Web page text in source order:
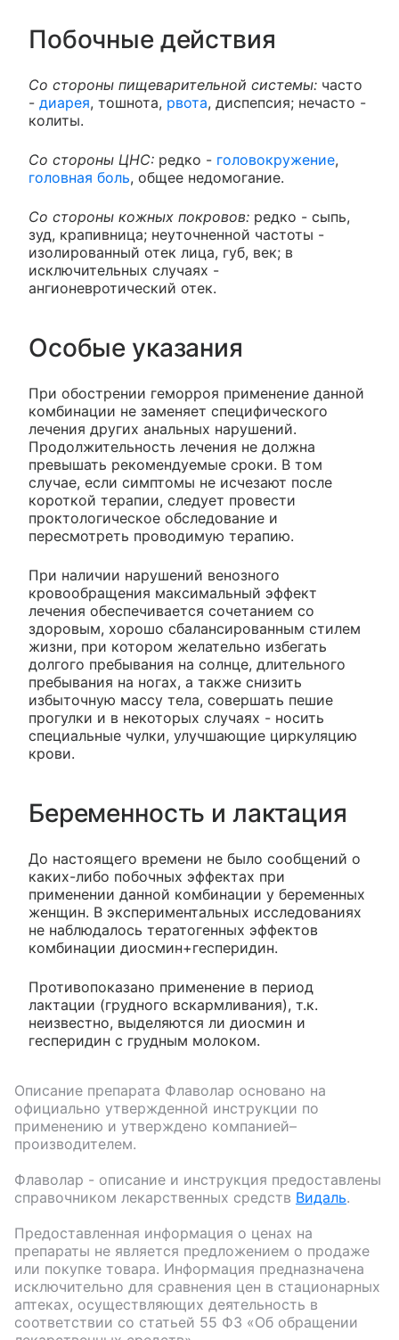
Побочные действия
Со стороны пищеварительной системы: часто
- диарея, тошнота, рвота, диспепсия; нечасто -
колиты.
Со стороны ЦНС: редко - головокружение,
головная боль, общее недомогание.
Со стороны кожных покровов: редко - сыпь,
зуд, крапивница; неуточненной частоты -
изолированный отек лица, губ, век; в
исключительных случаях -
ангионевротический отек.
Особые указания
При обострении геморроя применение данной
комбинации не заменяет специфического
лечения других анальных нарушений.
Продолжительность лечения не должна
превышать рекомендуемые сроки. В том
случае, если симптомы не исчезают после
короткой терапии, следует провести
проктологическое обследование и
пересмотреть проводимую терапию.
При наличии нарушений венозного
кровообращения максимальный эффект
лечения обеспечивается сочетанием со
здоровым, хорошо сбалансированным стилем
жизни, при котором желательно избегать
долгого пребывания на солнце, длительного
пребывания на ногах, а также снизить
избыточную массу тела, совершать пешие
прогулки и в некоторых случаях - носить
специальные чулки, улучшающие циркуляцию
крови.
Беременность и лактация
До настоящего времени не было сообщений о
каких-либо побочных эффектах при
применении данной комбинации у беременных
женщин. В экспериментальных исследованиях
не наблюдалось тератогенных эффектов
комбинации диосмин+гесперидин.
Противопоказано применение в период
лактации (грудного вскармливания), т.к.
неизвестно, выделяются ли диосмин и
гесперидин с грудным молоком.
Описание препарата Флаволар основано на
официально утвержденной инструкции по
применению и утверждено компанией–
производителем.
Флаволар - описание и инструкция предоставлены
справочником лекарственных средств Видаль.
Предоставленная информация о ценах на
препараты не является предложением о продаже
или покупке товара. Информация предназначена
исключительно для сравнения цен в стационарных
аптеках, осуществляющих деятельность в
соответствии со статьей 55 ФЗ «Об обращении